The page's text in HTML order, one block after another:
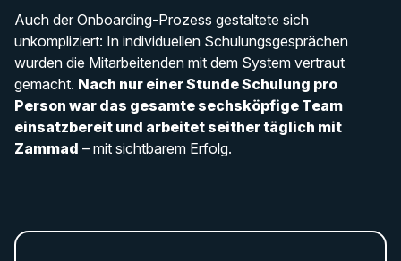
Auch der Onboarding-Prozess gestaltete sich
unkompliziert: In individuellen Schulungsgesprächen
wurden die Mitarbeitenden mit dem System vertraut
gemacht. Nach nur einer Stunde Schulung pro
Person war das gesamte sechsköpfige Team
einsatzbereit und arbeitet seither täglich mit
Zammad – mit sichtbarem Erfolg.